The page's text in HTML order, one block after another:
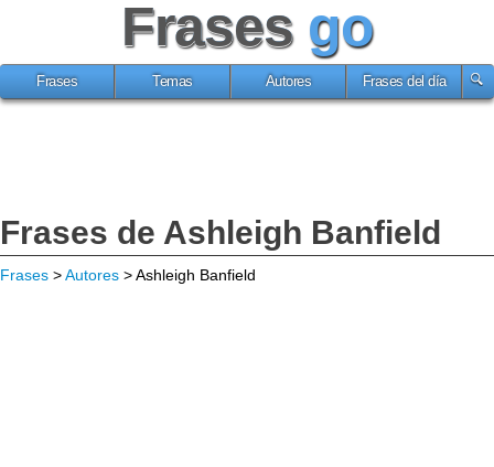
Frases go
Frases Temas Autores Frases del día
Frases de Ashleigh Banfield
Frases >Autores > Ashleigh Banfield